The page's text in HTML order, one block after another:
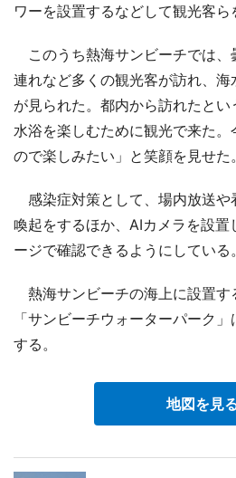
ワーを設置するなどして観光客ら
このうち熱海サンビーチでは、
連れなど多くの観光客が訪れ、
が見られた。都内から訪れたと
水浴を楽しむために観光で来た
ので楽しみたい」と笑顔を見せた。
感染症対策として、場内放送や
喚起をするほか、AIカメラを設
ージで確認できるようにしている。
熱海サンビーチの海上に設置す
「サンビーチウォーターパーク
する。
地図を見